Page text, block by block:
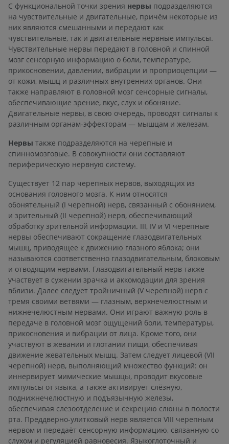
С функциональной точки зрения нервы подразделяются
на чувствительные и двигательные, причём некоторые из
них являются смешанными и передают как
чувствительные, так и двигательные нервные импульсы.
Чувствительные нервы передают в головной и спинной
мозг сенсорную информацию о боли, температуре,
прикосновении, давлении, вибрации и проприоцепции —
от кожи, мышц и различных внутренних органов. Они
также направляют в головной мозг сенсорные сигналы,
обеспечивающие зрение, вкус, слух и обоняние.
Двигательные нервы, в свою очередь, проводят сигналы к
различным органам-эффекторам — мышцам и железам.
Нервы также подразделяются на черепные и
спинномозговые. В совокупности они составляют
периферическую нервную систему.
Существует 12 пар черепных нервов, выходящих из
основания головного мозга. К ним относятся
обонятельный (I черепной) нерв, связанный с обонянием,
и зрительный (II черепной) нерв, обеспечивающий
обработку зрительной информации. III, IV и VI черепные
нервы обеспечивают сокращение глазодвигательных
мышц, приводящее к движению глазного яблока; они
называются соответственно глазодвигательным, блоковым
и отводящим нервами. Глазодвигательный нерв также
участвует в сужении зрачка и аккомодации для зрения
вблизи. Далее следует тройничный (V черепной) нерв с
тремя своими ветвями — глазным, верхнечелюстным и
нижнечелюстным нервами. Они играют важную роль в
передаче в головной мозг ощущений боли, температуры,
прикосновения и вибрации от лица. Кроме того, они
участвуют в жевании и глотании пищи, обеспечивая
движение жевательных мышц. Затем следует лицевой (VII
черепной) нерв, выполняющий множество функций: он
иннервирует мимические мышцы, проводит вкусовые
импульсы от языка, а также активирует слёзную,
поднижнечелюстную и подъязычную железы,
обеспечивая слезоотделение и секрецию слюны в полости
рта. Преддверно-улитковый нерв является VIII черепным
нервом и передаёт сенсорную информацию, связанную со
слухом и регуляцией равновесия. Языкоглоточный и